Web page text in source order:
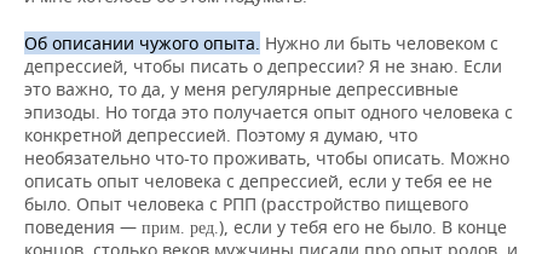
Об описании чужого опыта. Нужно ли быть человеком с
депрессией, чтобы писать о депрессии? Я не знаю. Если
это важно, то да, у меня регулярные депрессивные
эпизоды. Но тогда это получается опыт одного человека с
конкретной депрессией. Поэтому я думаю, что
необязательно что-то проживать, чтобы описать. Можно
описать опыт человека с депрессией, если у тебя ее не
было. Опыт человека с РПП (расстройство пищевого
поведения — прим. ред.), если у тебя его не было. В конце